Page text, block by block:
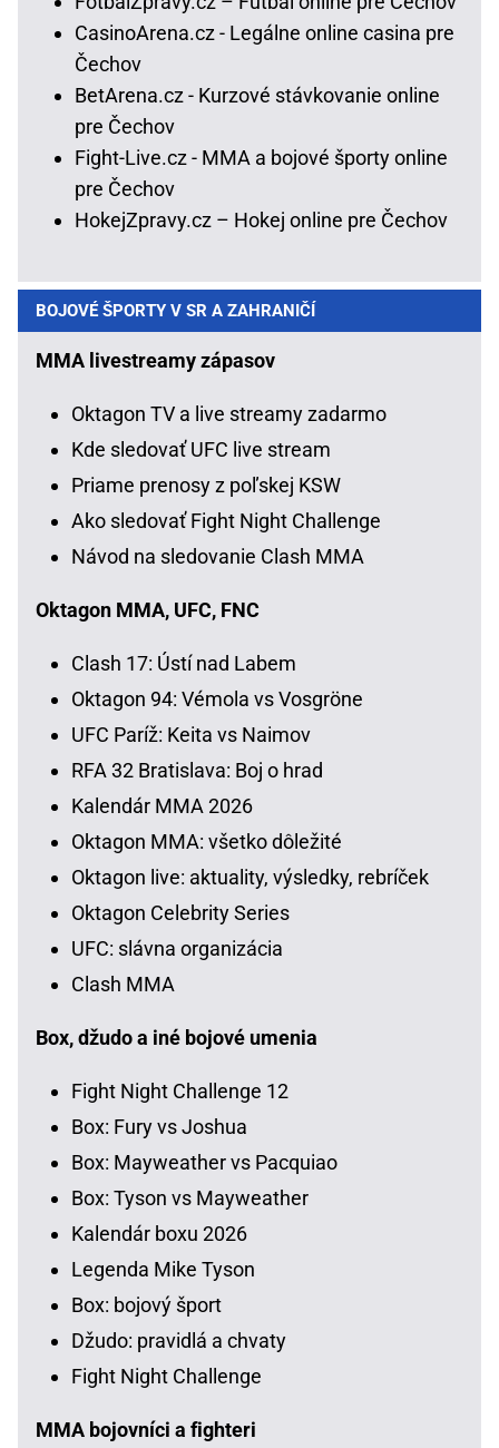
CasinoArena.cz - Legálne online casina pre
Čechov
BetArena.cz - Kurzové stávkovanie online
pre Čechov
Fight-Live.cz - MMA a bojové športy online
pre Čechov
HokejZpravy.cz – Hokej online pre Čechov
BOJOVÉ ŠPORTY V SR A ZAHRANIČÍ
MMA livestreamy zápasov
Oktagon TV a live streamy zadarmo
Kde sledovať UFC live stream
Priame prenosy z poľskej KSW
Ako sledovať Fight Night Challenge
Návod na sledovanie Clash MMA
Oktagon MMA, UFC, FNC
Clash 17: Ústí nad Labem
Oktagon 94: Vémola vs Vosgröne
UFC Paríž: Keita vs Naimov
RFA 32 Bratislava: Boj o hrad
Kalendár MMA 2026
Oktagon MMA: všetko dôležité
Oktagon live: aktuality, výsledky, rebríček
Oktagon Celebrity Series
UFC: slávna organizácia
Clash MMA
Box, džudo a iné bojové umenia
Fight Night Challenge 12
Box: Fury vs Joshua
Box: Mayweather vs Pacquiao
Box: Tyson vs Mayweather
Kalendár boxu 2026
Legenda Mike Tyson
Box: bojový šport
Džudo: pravidlá a chvaty
Fight Night Challenge
MMA bojovníci a fighteri